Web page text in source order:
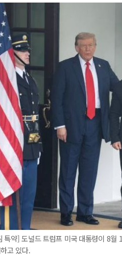
특약] 도널드 트럼프 미국 대통령이 8
고 있다.